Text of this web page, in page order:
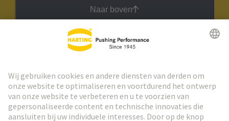
Naar boven
Ga naar registratie